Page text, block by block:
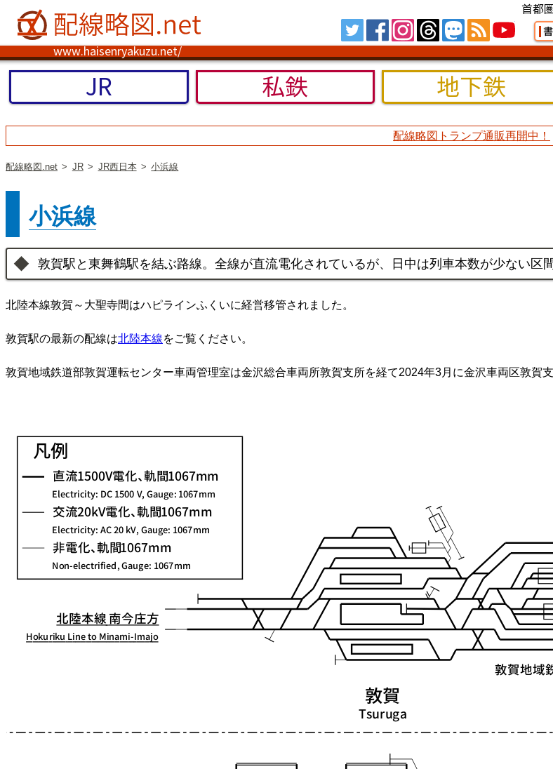
首都
www.haisenryakuzu.net/
Tw FB IG TH MS RSS
JR 私鉄 地下鉄
配線略図トランプ通販再開中！
配線略図.net JR JR西日本 小浜線
小浜線
敦賀駅と東舞鶴駅を結ぶ路線。全線が直流電化されているが、日中は列車本数が少ない区間
北陸本線敦賀～大聖寺間はハピラインふくいに経営移管されました。
敦賀駅の最新の配線は北陸本線をご覧ください。
敦賀地域鉄道部敦賀運転センター車両管理室は金沢総合車両所敦賀支所を経て2024年3月に金沢車両区敦賀